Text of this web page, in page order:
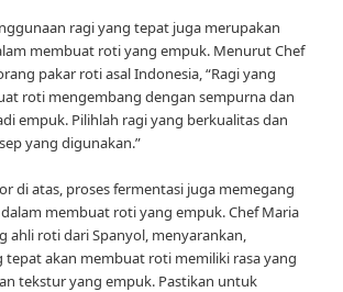
ragi yang tepat juga merupakan
membuat roti yang empuk. Menurut Chef
pakar roti asal Indonesia, “Ragi yang
roti mengembang dengan sempurna dan
empuk. Pilihlah ragi yang berkualitas dan
yang digunakan.”
di atas, proses fermentasi juga memegang
membuat roti yang empuk. Chef Maria
ahli roti dari Spanyol, menyarankan,
tepat akan membuat roti memiliki rasa yang
tekstur yang empuk. Pastikan untuk